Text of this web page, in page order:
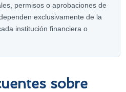
permisos o aprobaciones de
exclusivamente de la
institución financiera o
sobre